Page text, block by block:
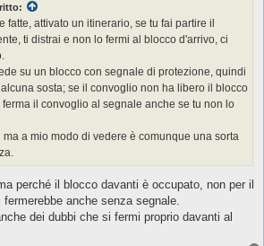
fatte, attivato un itinerario, se tu fai partire il
ti distrai e non lo fermi al blocco d'arrivo, ci
su un blocco con segnale di protezione, quindi
sosta; se il convoglio non ha libero il blocco
il convoglio al segnale anche se tu non lo
a mio modo di vedere è comunque una sorta
perché il blocco davanti è occupato, non per il
anche senza segnale.
dei dubbi che si fermi proprio davanti al